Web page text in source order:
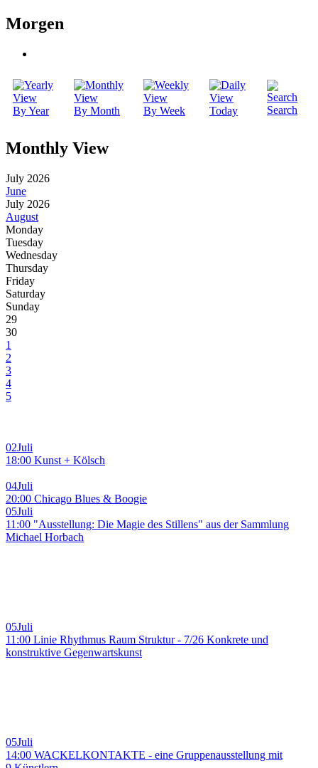
Morgen
By Year By Month By Week Today Search
Monthly View
July 2026
June
July 2026
August
Monday
Tuesday
Wednesday
Thursday
Friday
Saturday
Sunday
29
30
1
2
3
4
5
02Juli
18:00 Kunst + Kölsch
04Juli
20:00 Chicago Blues & Boogie
05Juli
11:00 "Ausstellung: Die Magie des Stillens" aus der Sammlung
Michael Horbach
05Juli
11:00 Linie Rhythmus Raum Struktur - 7/26 Konkrete und
konstruktive Gegenwartskunst
05Juli
14:00 WACKELKONTAKTE - eine Gruppenausstellung mit